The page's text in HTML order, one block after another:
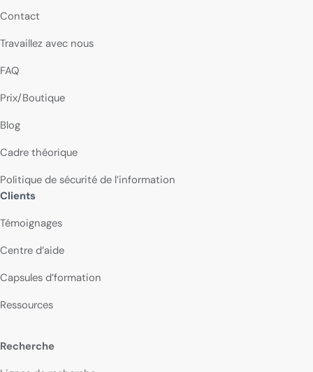
Contact
Travaillez avec nous
FAQ
Prix/Boutique
Blog
Cadre théorique
Politique de sécurité de l’information
Clients
Témoignages
Centre d’aide
Capsules d’formation
Ressources
Recherche